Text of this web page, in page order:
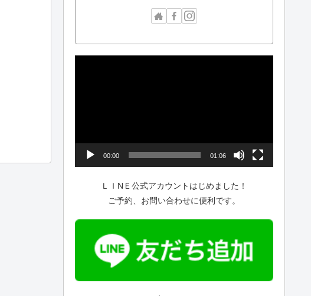
00:00 01:06
ＬＩNＥ公式アカウントはじめました！
ご予約、お問い合わせに便利です。